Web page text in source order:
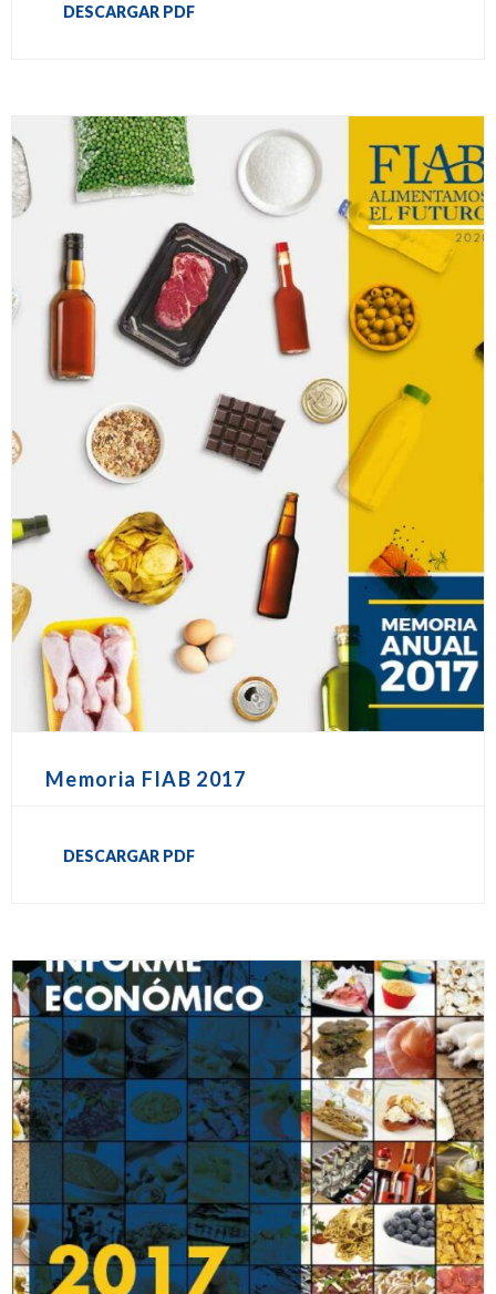
DESCARGAR PDF
Memoria FIAB 2017
DESCARGAR PDF